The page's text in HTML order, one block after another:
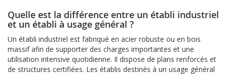
Quelle est la différence entre un établi industriel
et un établi à usage général ?
Un établi industriel est fabriqué en acier robuste ou en bois
massif afin de supporter des charges importantes et une
utilisation intensive quotidienne. Il dispose de plans renforcés et
de structures certifiées. Les établis destinés à un usage général